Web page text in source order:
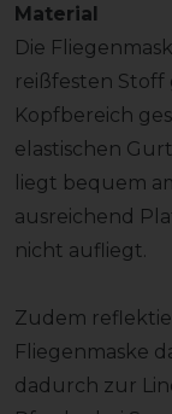
Material
Die
reißfesten Stoff
Kopfbereich
elastischen
liegt bequem
ausreichend
nicht aufliegt.
Zudem
Fliegenmaske
dadurch zur